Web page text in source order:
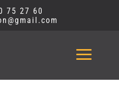
75 27 60